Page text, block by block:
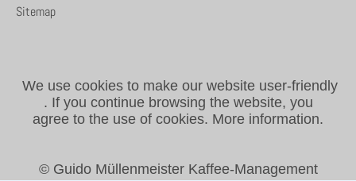
Sitemap
We use cookies to make our website user-friendly
. If you continue browsing the website, you
agree to the use of cookies. More information.
© Guido Müllenmeister Kaffee-Management